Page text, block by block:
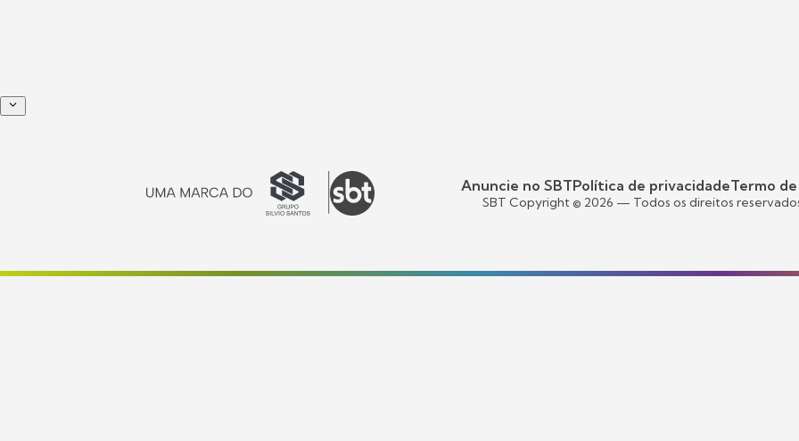
Anuncie no SBTPolítica de privacidadeTermo de
SBT Copyright © 2026 — Todos os direitos